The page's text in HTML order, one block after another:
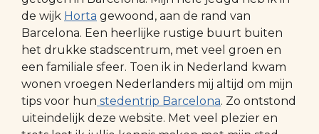
de wijk Horta gewoond, aan de rand van
Barcelona. Een heerlijke rustige buurt buiten
het drukke stadscentrum, met veel groen en
een familiale sfeer. Toen ik in Nederland kwam
wonen vroegen Nederlanders mij altijd om mijn
tips voor hun stedentrip Barcelona. Zo ontstond
uiteindelijk deze website. Met veel plezier en